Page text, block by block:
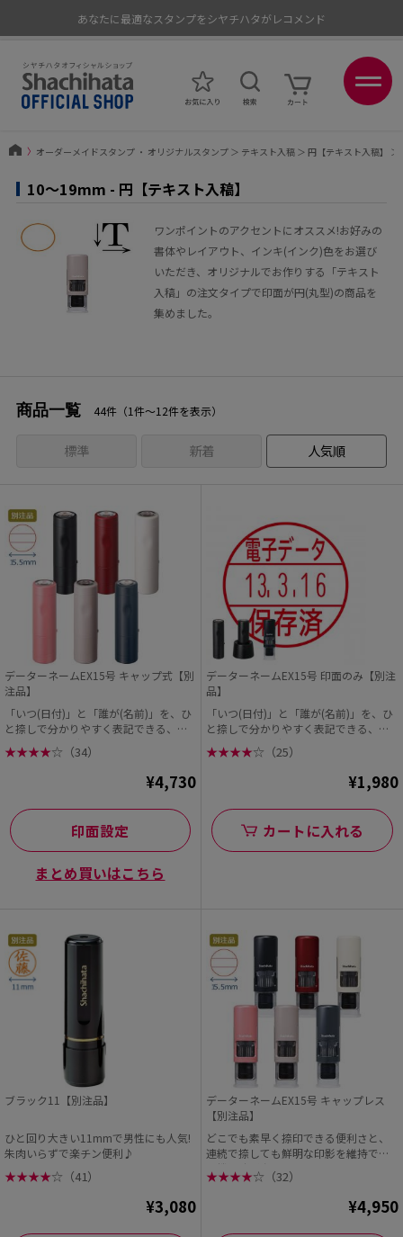
〉 オーダーメイドスタンプ ・ オリジナルスタンプ＞ テキスト入稿＞ 円【テキスト入稿】 ＞
10〜19mm - 円【テキスト入稿】
ワンポイントのアクセントにオススメ!お好みの
書体やレイアウト、インキ(インク)色をお選び
いただき、オリジナルでお作りする「テキスト
入稿」の注文タイプで印面が円(丸型)の商品を
集めました。
商品一覧 44件（1件〜12件を表示）
標準 新着 人気順
データーネームEX15号 キャップ式【別
注品】
「いつ(日付)」と「誰が(名前)」を、ひ
と捺しで分かりやすく表記できる、シ
ヤチハタの「デ...
★★★★☆ （34）
¥4,730
印面設定
まとめ買いはこちら
データーネームEX15号 印面のみ【別注
品】
「いつ(日付)」と「誰が(名前)」を、ひ
と捺しで分かりやすく表記できる、シ
ヤチハタの「デ...
★★★★☆ （25）
¥1,980
カートに入れる
ブラック11【別注品】
ひと回り大きい11mmで男性にも人気!
朱肉いらずで楽チン便利♪
★★★★☆ （41）
¥3,080
データーネームEX15号 キャップレス
【別注品】
どこでも素早く捺印できる便利さと、
連続で捺しても鮮明な印影を維持でき
る機能性が大人気です。
★★★★☆ （32）
¥4,950